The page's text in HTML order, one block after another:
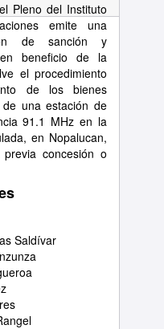
Pleno del Instituto
emite una
de sanción y
beneficio de la
el procedimiento
de los bienes
una estación de
91.1 MHz en la
en Nopalucan,
concesión o
Saldívar